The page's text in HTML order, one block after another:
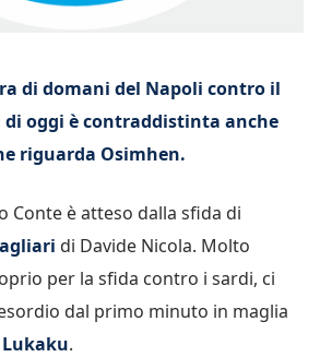
di domani del Napoli contro il
di oggi è contraddistinta anche
riguarda Osimhen.
Conte è atteso dalla sfida di
di Davide Nicola. Molto
per la sfida contro i sardi, ci
dal primo minuto in maglia
Lukaku.